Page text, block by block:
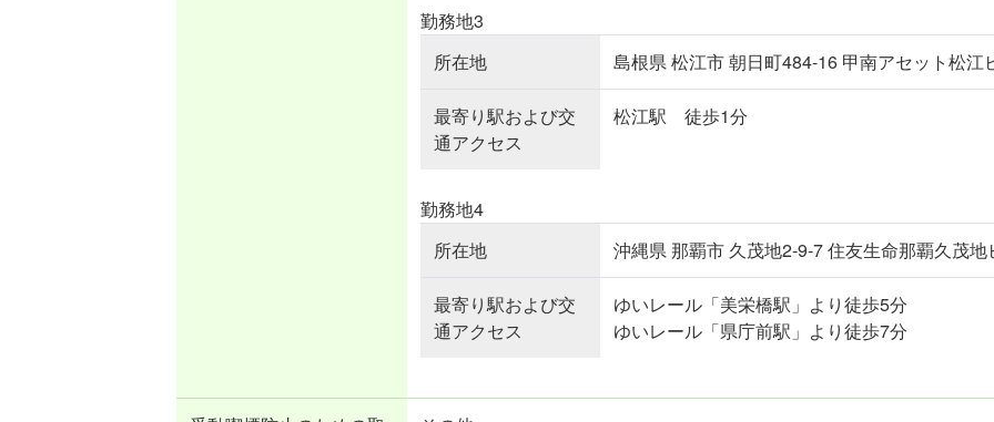
勤務地3
所在地
島根県 松江市 朝日町484-16 甲南アセット松江
最寄り駅および交
通アクセス
松江駅 徒歩1分
勤務地4
所在地
沖縄県 那覇市 久茂地2-9-7 住友生命那覇久茂地
最寄り駅および交
通アクセス
ゆいレール「美栄橋駅」より徒歩5分
ゆいレール「県庁前駅」より徒歩7分